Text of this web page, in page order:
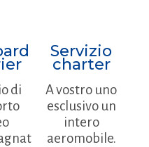
di
Servizio
charter
A vostro uno
esclusivo un
intero
aeromobile.